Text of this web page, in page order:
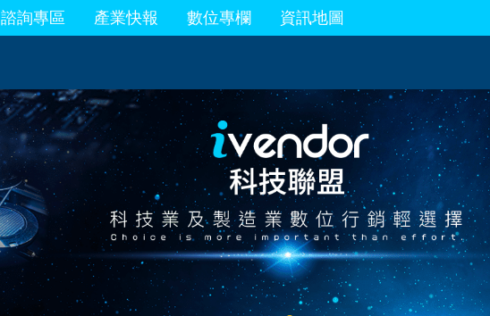
諮詢專區 產業快報 數位專欄 資訊地圖